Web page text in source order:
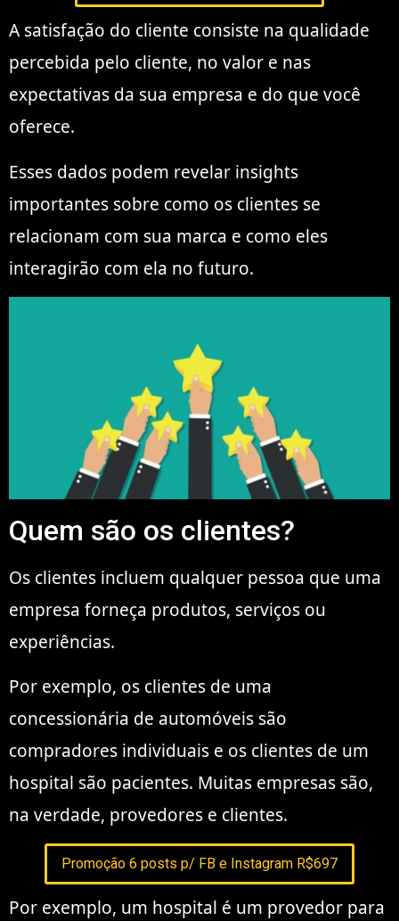
A satisfação do cliente consiste na qualidade
percebida pelo cliente, no valor e nas
expectativas da sua empresa e do que você
oferece.
Esses dados podem revelar insights
importantes sobre como os clientes se
relacionam com sua marca e como eles
interagirão com ela no futuro.
Quem são os clientes?
Os clientes incluem qualquer pessoa que uma
empresa forneça produtos, serviços ou
experiências.
Por exemplo, os clientes de uma
concessionária de automóveis são
compradores individuais e os clientes de um
hospital são pacientes. Muitas empresas são,
na verdade, provedores e clientes.
Promoção 6 posts p/ FB e Instagram R$697
Por exemplo, um hospital é um provedor para